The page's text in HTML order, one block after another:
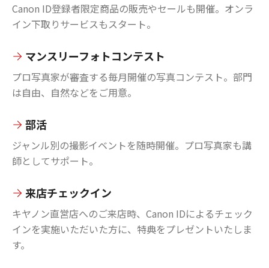
Canon ID登録者限定商品の販売やセールも開催。オンラ
イン下取りサービスもスタート。
マンスリーフォトコンテスト
プロ写真家が審査する毎月開催の写真コンテスト。部門
は自由、自然などをご用意。
部活
ジャンル別の撮影イベントを随時開催。プロ写真家も講
師としてサポート。
来店チェックイン
キヤノン直営店へのご来店時、Canon IDによるチェック
インを実施いただいた方に、特典をプレゼントいたしま
す。